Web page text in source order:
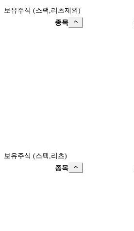
보유주식 (스팩,리츠제외)
종목
보유주식 (스팩,리츠)
종목